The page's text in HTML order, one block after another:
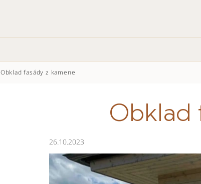
Obklad fasády z kamene
Obklad
26.10.2023